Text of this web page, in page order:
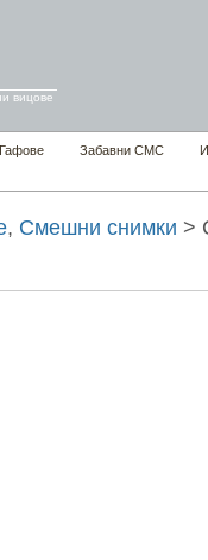
вицове
Гафове Забавни СМС
, Смешни снимки >